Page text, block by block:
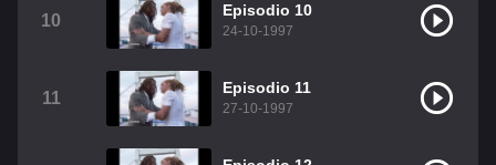
10
Episodio 10
24-10-1997
11
Episodio 11
27-10-1997